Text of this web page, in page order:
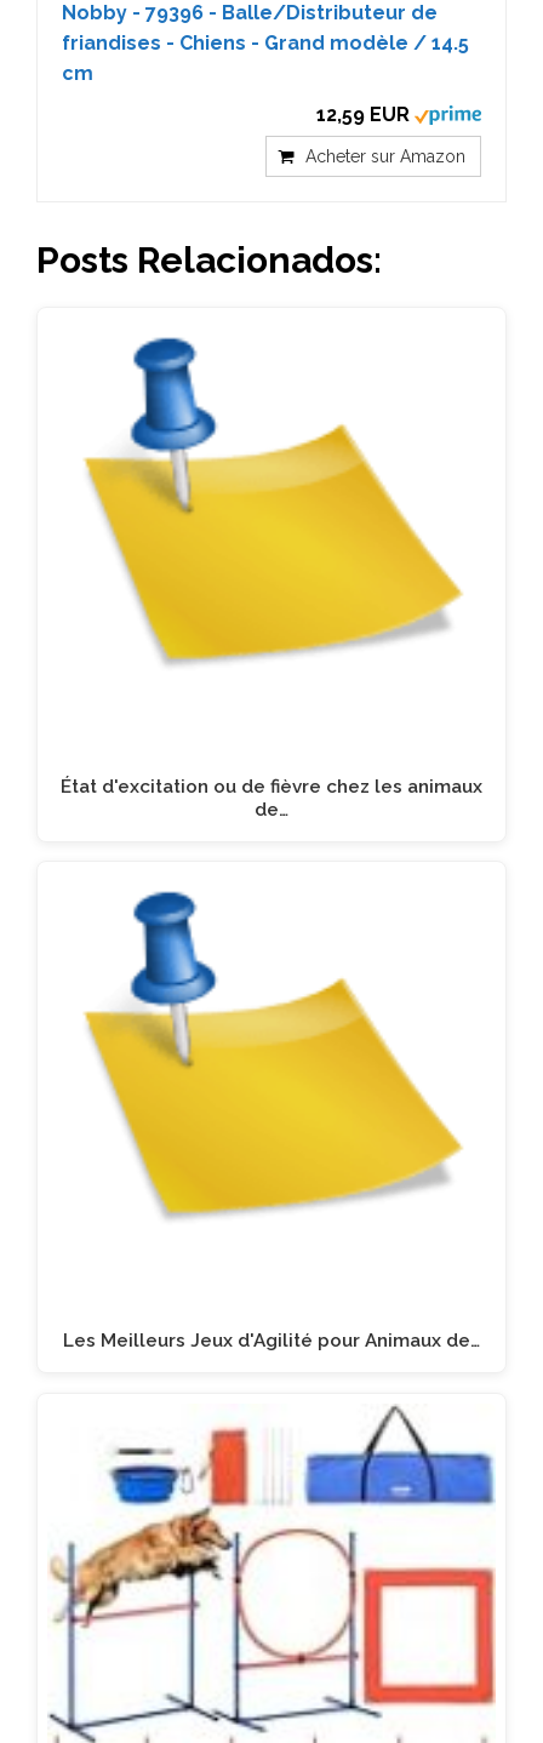
Nobby - 79396 - Balle/Distributeur de
friandises - Chiens - Grand modèle / 14.5
cm
12,59 EUR
Acheter sur Amazon
Posts Relacionados:
État d'excitation ou de fièvre chez les animaux
de…
Les Meilleurs Jeux d'Agilité pour Animaux de…